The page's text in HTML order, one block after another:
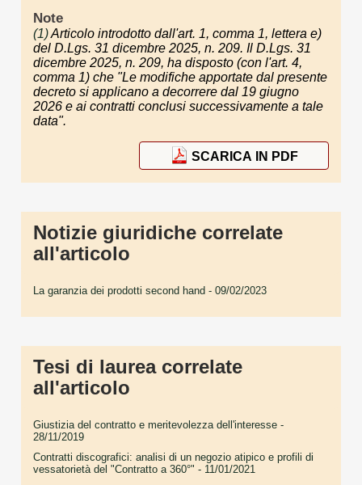
Note
(1)Articolo introdotto dall'art. 1, comma 1, lettera e)
del D.Lgs. 31 dicembre 2025, n. 209. Il D.Lgs. 31
dicembre 2025, n. 209, ha disposto (con l'art. 4,
comma 1) che "Le modifiche apportate dal presente
decreto si applicano a decorrere dal 19 giugno
2026 e ai contratti conclusi successivamente a tale
data".
SCARICA IN PDF
Notizie giuridiche correlate
all'articolo
La garanzia dei prodotti second hand - 09/02/2023
Tesi di laurea correlate
all'articolo
Giustizia del contratto e meritevolezza dell'interesse -
28/11/2019
Contratti discografici: analisi di un negozio atipico e profili di
vessatorietà del "Contratto a 360°" - 11/01/2021